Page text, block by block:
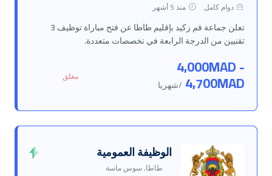
دوام كامل منذ 5 أشهر
تعلن جماعة فم زكيد بإقليم طاطا عن فتح مباراة توظيف 3
تقنيين من الدرجة الرابعة في تخصصات متعددة.
4,000MAD -
4,700MAD /شهريا
مغلق
الوظيفة العمومية
طاطا, سوس ماسة